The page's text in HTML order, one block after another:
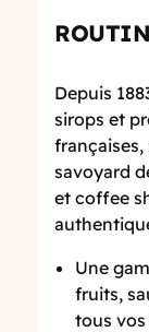
Depuis
sirops et
françaises,
savoyard
et coffee
Une
fruits,
tous